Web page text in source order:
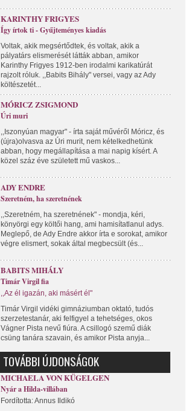
KARINTHY FRIGYES
Így írtok ti - Gyűjteményes kiadás
Voltak, akik megsértődtek, és voltak, akik a
pályatárs elismerését látták abban, amikor
Karinthy Frigyes 1912-ben irodalmi karikatúrát
rajzolt róluk. ,,Babits Bihály" versei, vagy az Ady
költészetét...
MÓRICZ ZSIGMOND
Úri muri
,,Iszonyúan magyar" - írta saját művéről Móricz, és
(újra)olvasva az Úri murit, nem kételkedhetünk
abban, hogy megállapítása a mai napig kísért. A
közel száz éve született mű vaskos...
ADY ENDRE
Szeretném, ha szeretnének
,,Szeretném, ha szeretnének" - mondja, kéri,
könyörgi egy költői hang, ami hamisítatlanul adys.
Meglepő, de Ady Endre akkor írta e sorokat, amikor
végre elismert, sokak által megbecsült (és...
BABITS MIHÁLY
Timár Virgil fia
,,Az él igazán, aki másért él"
Timár Virgil vidéki gimnáziumban oktató, tudós
szerzetestanár, aki felfigyel a tehetséges, okos
Vágner Pista nevű fiúra. A csillogó szemű diák
csüng tanára szavain, és amikor Pista anyja...
TOVÁBBI ÚJDONSÁGOK
MICHAELA VON KÜGELGEN
Nyár a Hilda-villában
Fordította: Annus Ildikó